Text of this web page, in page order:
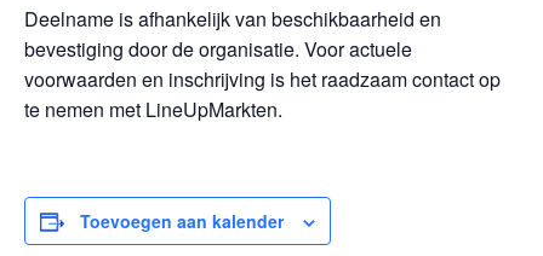
Deelname is afhankelijk van beschikbaarheid en
bevestiging door de organisatie. Voor actuele
voorwaarden en inschrijving is het raadzaam contact op
te nemen met LineUpMarkten.
Toevoegen aan kalender